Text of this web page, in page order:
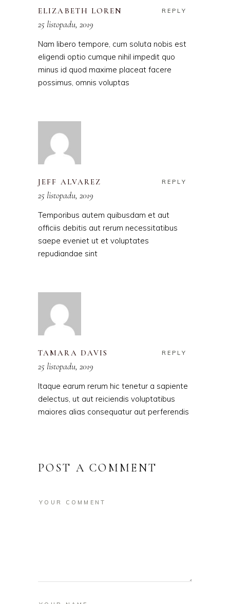
ELIZABETH LOREN REPLY
25 listopadu, 2019
Nam libero tempore, cum soluta nobis est
eligendi optio cumque nihil impedit quo
minus id quod maxime placeat facere
possimus, omnis voluptas
JEFF ALVAREZ REPLY
25 listopadu, 2019
Temporibus autem quibusdam et aut
officiis debitis aut rerum necessitatibus
saepe eveniet ut et voluptates
repudiandae sint
TAMARA DAVIS REPLY
25 listopadu, 2019
Itaque earum rerum hic tenetur a sapiente
delectus, ut aut reiciendis voluptatibus
maiores alias consequatur aut perferendis
POST A COMMENT